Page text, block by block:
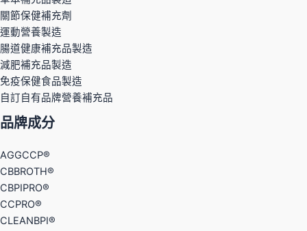
關節保健補充劑
運動營養製造
腸道健康補充品製造
減肥補充品製造
免疫保健食品製造
自訂自有品牌營養補充品
品牌成分
AGGCCP®
CBBROTH®
CBPIPRO®
CCPRO®
CLEANBPI®